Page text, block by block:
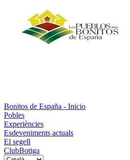
Bonitos de España - Inicio
Pobles
Experiències
Esdeveniments actuals
El segell
ClubBotiga